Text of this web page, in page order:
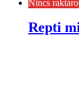
Nincs
Repti